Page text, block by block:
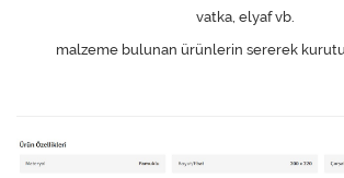
vatka, elyaf vb.
malzeme bulunan ürünlerin sererek